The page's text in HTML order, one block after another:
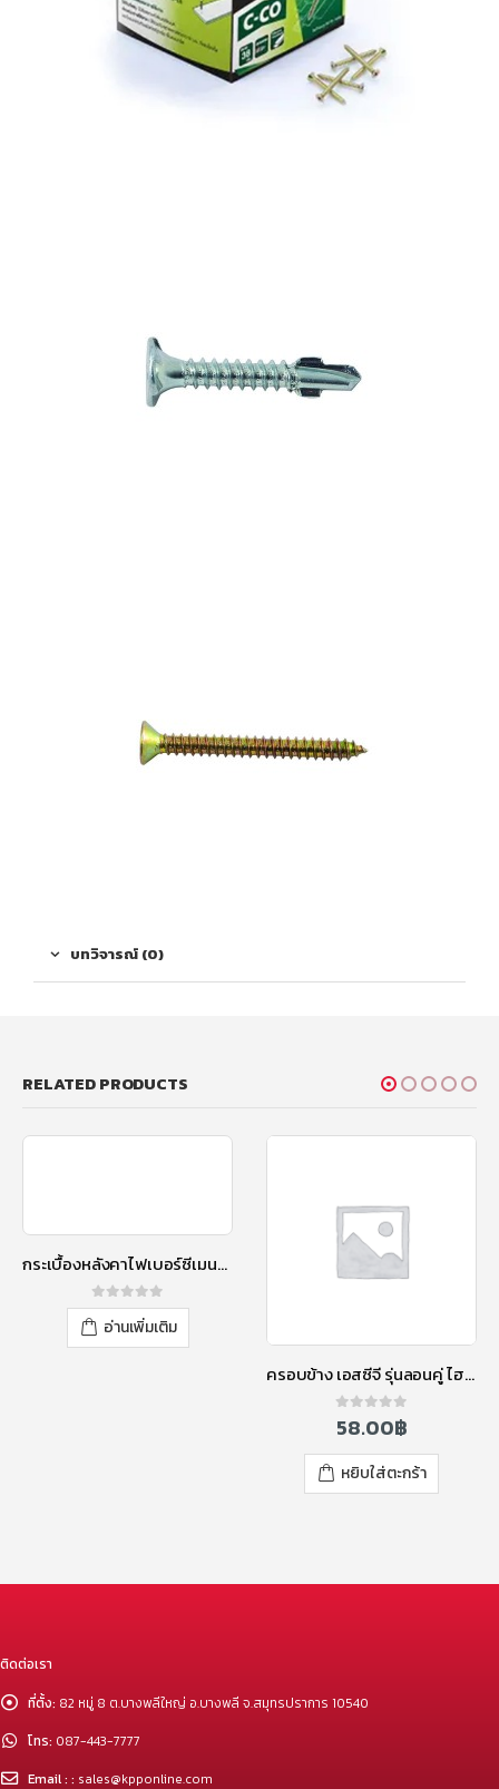
บทวิจารณ์ (0)
RELATED PRODUCTS
กระเบื้องหลังคาไฟเบอร์ซีเมนต์ เอสซีจี รุ่นลอนคู่ (ความยาว 150 ซม.) ส้มประกายมุก
0out of 5
อ่านเพิ่มเติม
ครอบข้าง เอสซีจี รุ่นลอนคู่ ไฮบริด สีน้ำเงินประกายมุก
out of 5
58.00฿
หยิบใส่ตะกร้า
ติดต่อเรา
ที่ตั้ง: 82 หมู่ 8 ต.บางพลีใหญ่ อ.บางพลี จ.สมุทรปราการ 10540
โทร: 087-443-7777
Email : : sales@kpponline.com